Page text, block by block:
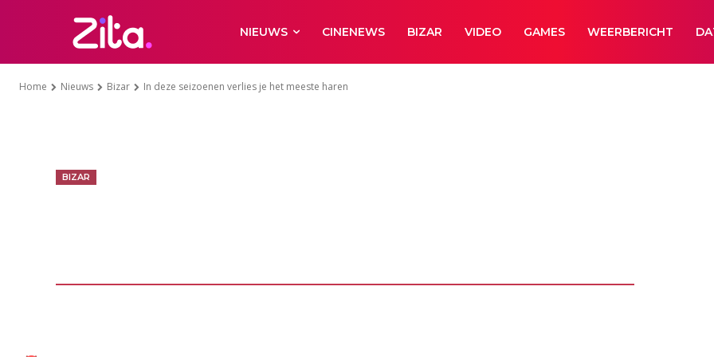
NIEUWS CINENEWS BIZAR VIDEO GAMES WEERBERICHT
Home Nieuws Bizar In deze seizoenen verlies je het meeste haren
BIZAR